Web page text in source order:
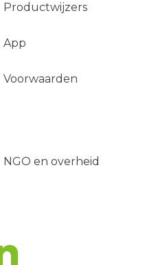
Productwijzers
App
Voorwaarden
NGO en overheid